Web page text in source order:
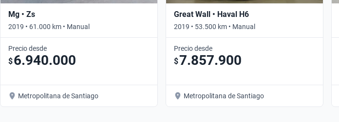
Mg • Zs
2019 • 61.000 km • Manual
Precio desde
$6.940.000
Metropolitana de Santiago
Great Wall • Haval H6
2019 • 53.500 km • Manual
Precio desde
$7.857.900
Metropolitana de Santiago